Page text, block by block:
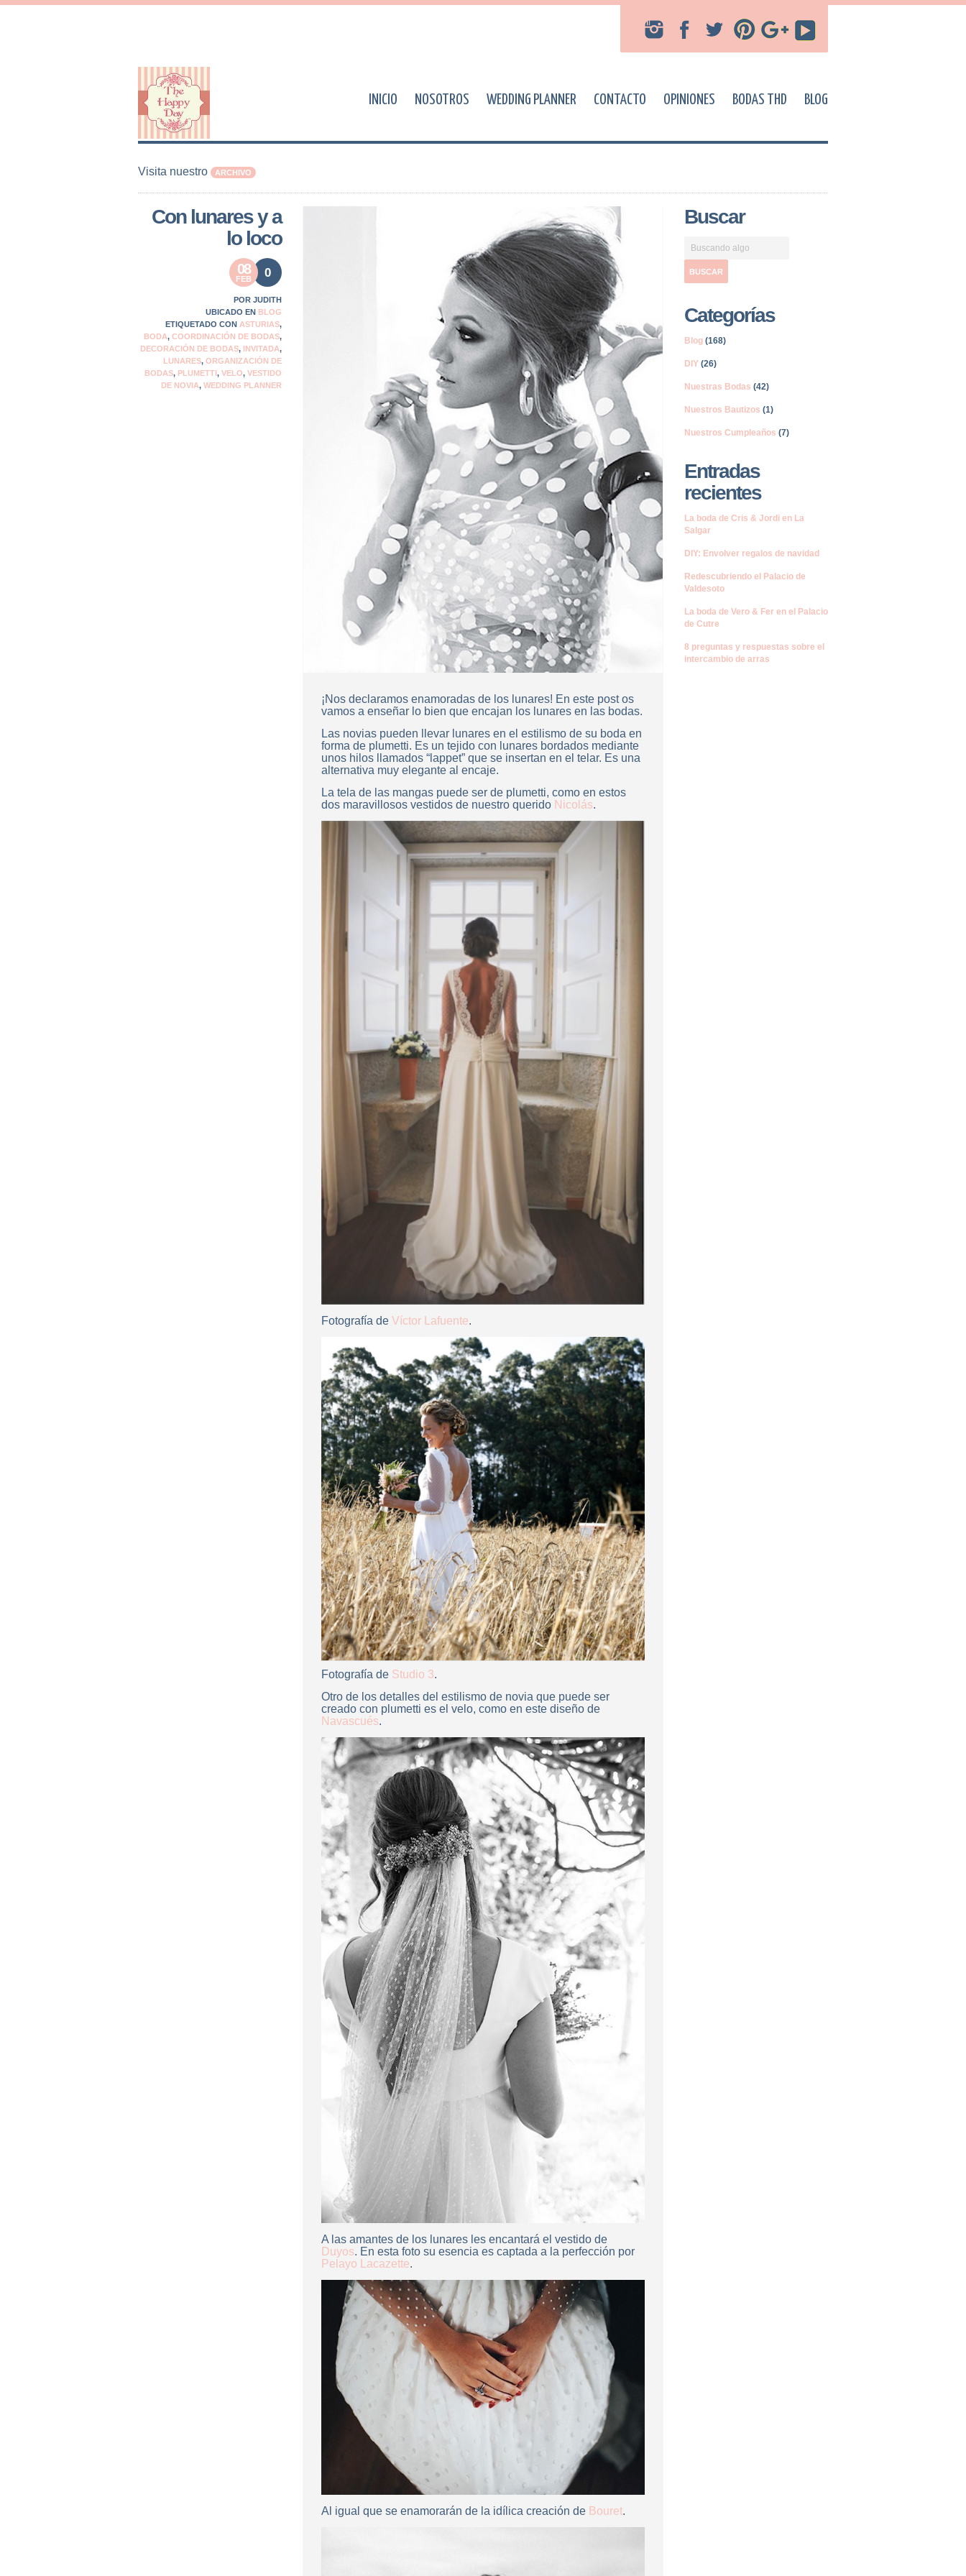
INICIO NOSOTROS WEDDING PLANNER CONTACTO OPINIONES BODAS THD BLOG
Visita nuestro ARCHIVO
Con lunares y a
lo loco
0
08
FEB
POR JUDITH
UBICADO EN BLOG
ETIQUETADO CON ASTURIAS,
BODA, COORDINACIÓN DE BODAS,
DECORACIÓN DE BODAS, INVITADA,
LUNARES, ORGANIZACIÓN DE
BODAS, PLUMETTI, VELO, VESTIDO
DE NOVIA, WEDDING PLANNER
¡Nos declaramos enamoradas de los lunares! En este post os
vamos a enseñar lo bien que encajan los lunares en las bodas.
Las novias pueden llevar lunares en el estilismo de su boda en
forma de plumetti. Es un tejido con lunares bordados mediante
unos hilos llamados “lappet” que se insertan en el telar. Es una
alternativa muy elegante al encaje.
La tela de las mangas puede ser de plumetti, como en estos
dos maravillosos vestidos de nuestro querido Nicolás.
Fotografía de Víctor Lafuente.
Fotografía de Studio 3.
Otro de los detalles del estilismo de novia que puede ser
creado con plumetti es el velo, como en este diseño de
Navascués.
A las amantes de los lunares les encantará el vestido de
Duyos. En esta foto su esencia es captada a la perfección por
Pelayo Lacazette.
Al igual que se enamorarán de la idílica creación de Bouret.
Buscar
Categorías
Blog (168)
DIY (26)
Nuestras Bodas (42)
Nuestros Bautizos (1)
Nuestros Cumpleaños (7)
Entradas
recientes
La boda de Cris & Jordi en La
Salgar
DIY: Envolver regalos de navidad
Redescubriendo el Palacio de
Valdesoto
La boda de Vero & Fer en el Palacio
de Cutre
8 preguntas y respuestas sobre el
intercambio de arras